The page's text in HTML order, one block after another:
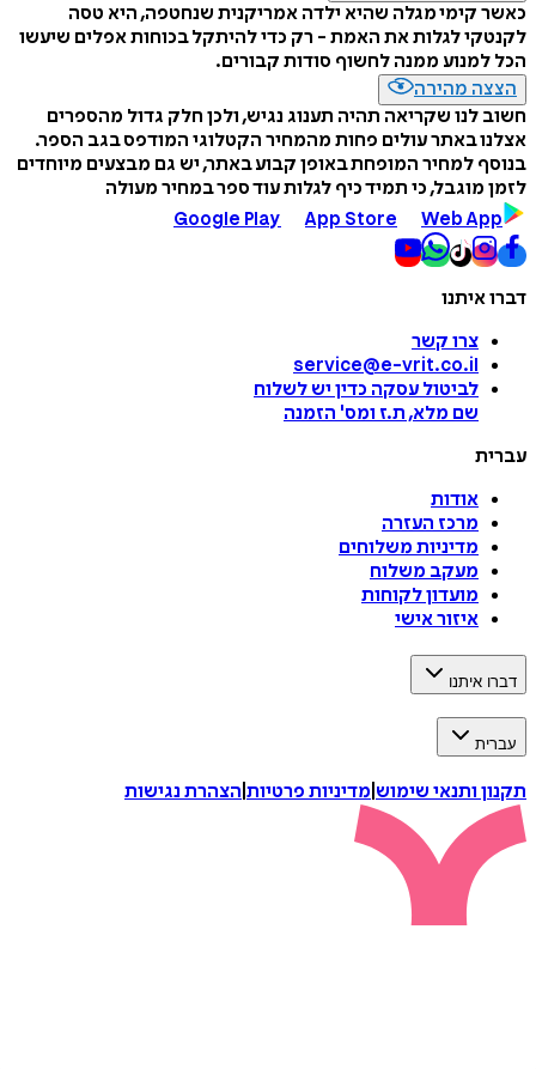
כאשר קימי מגלה שהיא ילדה אמריקנית שנחטפה, היא טסה
לקנטקי לגלות את האמת - רק כדי להיתקל בכוחות אפלים שיעשו
הכל למנוע ממנה לחשוף סודות קבורים.
הצצה מהירה
חשוב לנו שקריאה תהיה תענוג נגיש, ולכן חלק גדול מהספרים
אצלנו באתר עולים פחות מהמחיר הקטלוגי המודפס בגב הספר.
בנוסף למחיר המופחת באופן קבוע באתר, יש גם מבצעים מיוחדים
לזמן מוגבל, כי תמיד כיף לגלות עוד ספר במחיר מעולה
Google Play
App Store Web App
דברו איתנו
צרו קשר
service@e-vrit.co.il
לביטול עסקה כדין יש לשלוח
שם מלא, ת.ז ומס' הזמנה
עברית
אודות
מרכז העזרה
מדיניות משלוחים
מעקב משלוח
מועדון לקוחות
איזור אישי
דברו איתנו
עברית
תקנון ותנאי שימוש מדיניות פרטיות הצהרת נגישות